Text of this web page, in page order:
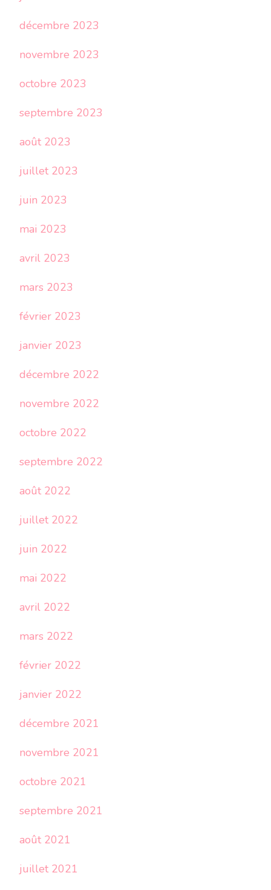
décembre 2023
novembre 2023
octobre 2023
septembre 2023
août 2023
juillet 2023
juin 2023
mai 2023
avril 2023
mars 2023
février 2023
janvier 2023
décembre 2022
novembre 2022
octobre 2022
septembre 2022
août 2022
juillet 2022
juin 2022
mai 2022
avril 2022
mars 2022
février 2022
janvier 2022
décembre 2021
novembre 2021
octobre 2021
septembre 2021
août 2021
juillet 2021